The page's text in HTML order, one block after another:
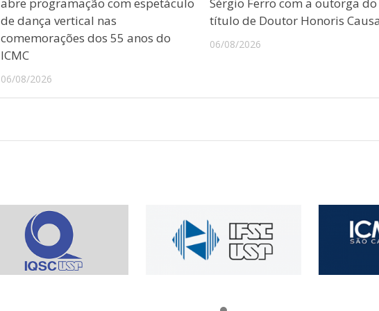
de dança vertical nas
comemorações dos 55 anos do
ICMC
06/08/2026
título de Doutor Honoris
06/08/2026